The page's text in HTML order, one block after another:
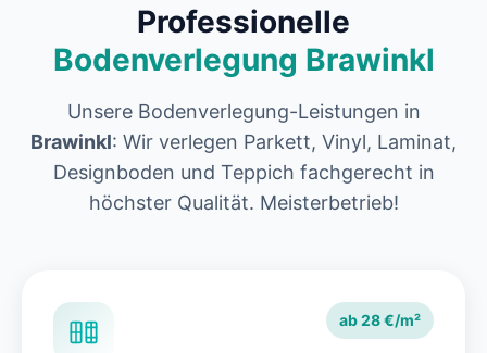
Professionelle
Bodenverlegung Brawinkl
Unsere Bodenverlegung-Leistungen in
Brawinkl: Wir verlegen Parkett, Vinyl, Laminat,
Designboden und Teppich fachgerecht in
höchster Qualität. Meisterbetrieb!
ab 28 €/m²